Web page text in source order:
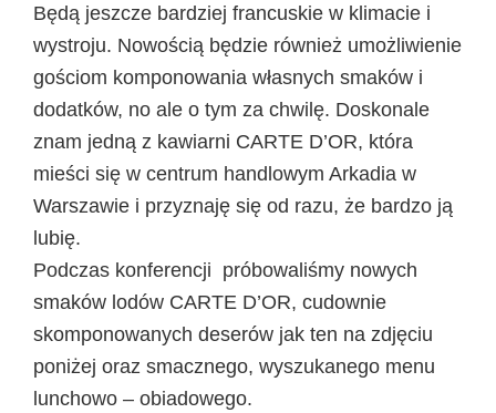
Będą jeszcze bardziej francuskie w klimacie i
wystroju. Nowością będzie również umożliwienie
gościom komponowania własnych smaków i
dodatków, no ale o tym za chwilę. Doskonale
znam jedną z kawiarni CARTE D’OR, która
mieści się w centrum handlowym Arkadia w
Warszawie i przyznaję się od razu, że bardzo ją
lubię.
Podczas konferencji próbowaliśmy nowych
smaków lodów CARTE D’OR, cudownie
skomponowanych deserów jak ten na zdjęciu
poniżej oraz smacznego, wyszukanego menu
lunchowo – obiadowego.